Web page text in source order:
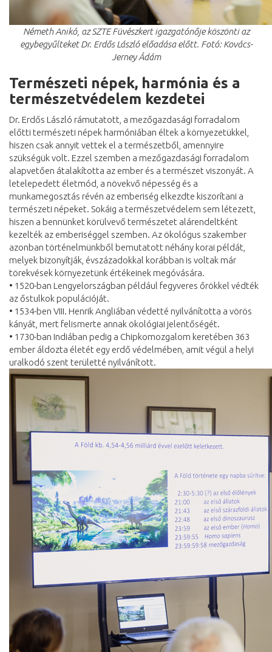
Németh Anikó, az SZTE Füvészkert igazgatónője köszönti az
egybegyűlteket Dr. Erdős László előadása előtt. Fotó: Kovács-
Jerney Ádám
Természeti népek, harmónia és a
természetvédelem kezdetei
Dr. Erdős László rámutatott, a mezőgazdasági forradalom
előtti természeti népek harmóniában éltek a környezetükkel,
hiszen csak annyit vettek el a természetből, amennyire
szükségük volt. Ezzel szemben a mezőgazdasági forradalom
alapvetően átalakította az ember és a természet viszonyát. A
letelepedett életmód, a növekvő népesség és a
munkamegosztás révén az emberiség elkezdte kiszorítani a
természeti népeket. Sokáig a természetvédelem sem létezett,
hiszen a bennünket körülvevő természetet alárendeltként
kezelték az emberiséggel szemben. Az ökológus szakember
azonban történelmünkből bemutatott néhány korai példát,
melyek bizonyítják, évszázadokkal korábban is voltak már
törekvések környezetünk értékeinek megóvására.
• 1520-ban Lengyelországban például fegyveres őrökkel védték
az őstulkok populációját.
• 1534-ben VIII. Henrik Angliában védetté nyilvánította a vörös
kányát, mert felismerte annak ökológiai jelentőségét.
• 1730-ban Indiában pedig a Chipkomozgalom keretében 363
ember áldozta életét egy erdő védelmében, amit végül a helyi
uralkodó szent területté nyilvánított.